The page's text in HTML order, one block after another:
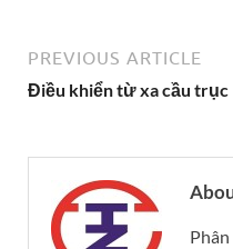
PREVIOUS ARTICLE
Điều khiển từ xa cầu trục